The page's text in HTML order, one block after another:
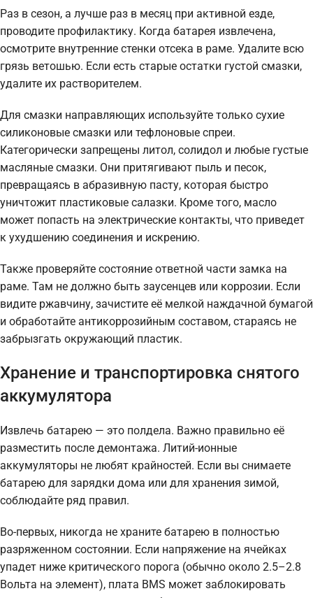
Раз в сезон, а лучше раз в месяц при активной езде,
проводите профилактику. Когда батарея извлечена,
осмотрите внутренние стенки отсека в раме. Удалите всю
грязь ветошью. Если есть старые остатки густой смазки,
удалите их растворителем.
Для смазки направляющих используйте только сухие
силиконовые смазки или тефлоновые спреи.
Категорически запрещены литол, солидол и любые густые
масляные смазки. Они притягивают пыль и песок,
превращаясь в абразивную пасту, которая быстро
уничтожит пластиковые салазки. Кроме того, масло
может попасть на электрические контакты, что приведет
к ухудшению соединения и искрению.
Также проверяйте состояние ответной части замка на
раме. Там не должно быть заусенцев или коррозии. Если
видите ржавчину, зачистите её мелкой наждачной бумагой
и обработайте антикоррозийным составом, стараясь не
забрызгать окружающий пластик.
Хранение и транспортировка снятого
аккумулятора
Извлечь батарею — это полдела. Важно правильно её
разместить после демонтажа. Литий-ионные
аккумуляторы не любят крайностей. Если вы снимаете
батарею для зарядки дома или для хранения зимой,
соблюдайте ряд правил.
Во-первых, никогда не храните батарею в полностью
разряженном состоянии. Если напряжение на ячейках
упадет ниже критического порога (обычно около 2.5–2.8
Вольта на элемент), плата BMS может заблокировать